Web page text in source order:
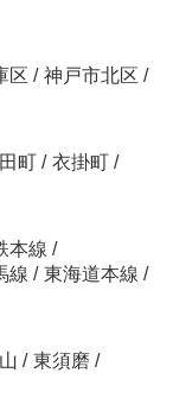
区 / 神戸市北区 /
町 / 衣掛町 /
本線 /
線 / 東海道本線 /
/ 東須磨 /